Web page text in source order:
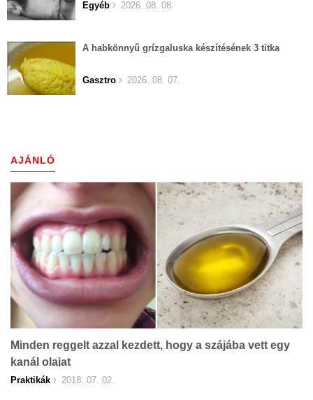
Egyéb 2026. 08. 08.
A habkönnyű grízgaluska készítésének 3 titka
Gasztro 2026. 08. 07.
AJÁNLÓ
Minden reggelt azzal kezdett, hogy a szájába vett egy
kanál olajat
Praktikák 2018. 07. 02.